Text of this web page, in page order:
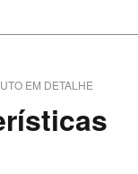
EM DETALHE